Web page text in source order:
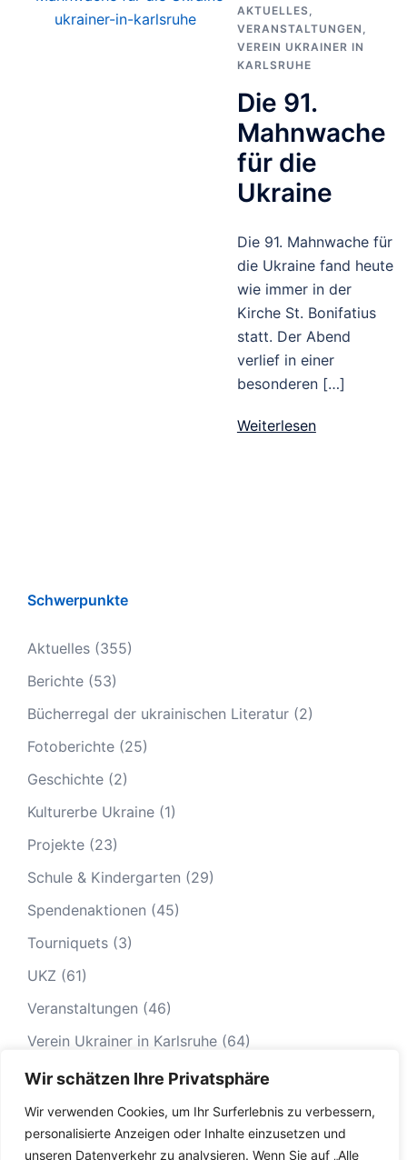
Wir schätzen Ihre Privatsphäre
Wir verwenden Cookies, um Ihr Surferlebnis zu verbessern,
personalisierte Anzeigen oder Inhalte einzusetzen und
unseren Datenverkehr zu analysieren. Wenn Sie auf „Alle
AKTUELLES
VERANSTALTUNGEN
VEREIN UKRAINER IN
KARLSRUHE
Die 91.
Mahnwache
für die
Ukraine
Die 91. Mahnwache für
die Ukraine fand heute
wie immer in der
Kirche St. Bonifatius
statt. Der Abend
verlief in einer
besonderen […]
Weiterlesen
Schwerpunkte
Aktuelles (355)
Berichte (53)
Bücherregal der ukrainischen Literatur (2)
Fotoberichte (25)
Geschichte (2)
Kulturerbe Ukraine (1)
Projekte (23)
Schule & Kindergarten (29)
Spendenaktionen (45)
Tourniquets (3)
UKZ (61)
Veranstaltungen (46)
Verein Ukrainer in Karlsruhe (64)